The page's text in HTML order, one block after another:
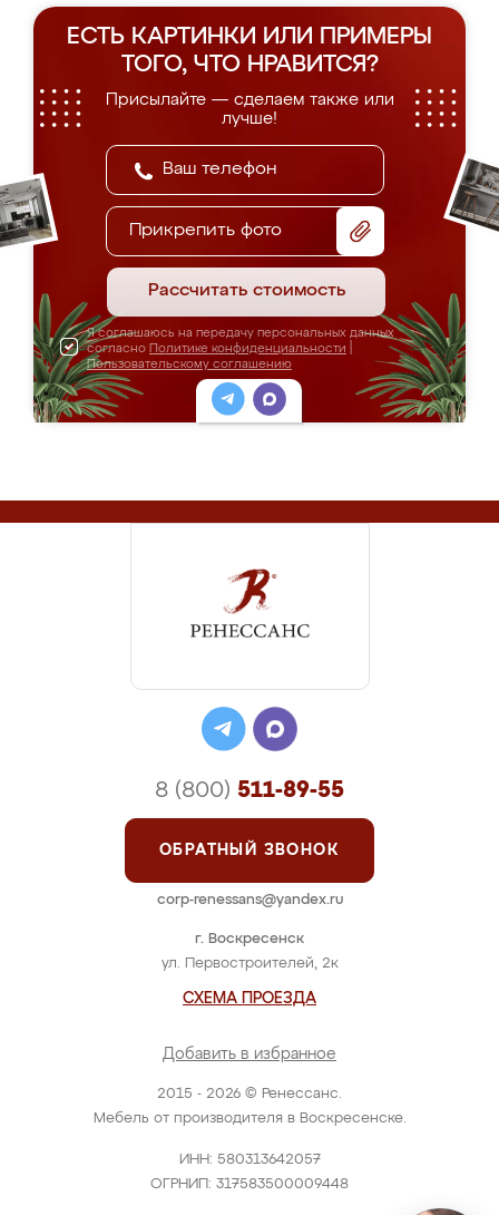
ЕСТЬ КАРТИНКИ ИЛИ ПРИМЕРЫ
ТОГО, ЧТО НРАВИТСЯ?
Присылайте — сделаем также или
лучше!
Прикрепить фото
Рассчитать стоимость
Я соглашаюсь на передачу персональных данных
согласно Политике конфиденциальности
Пользовательскому соглашению
2015 - 2026 © Ренессанс.
Мебель от производителя в Воскресенске.
ИНН: 580313642057
ОГРНИП: 317583500009448
г. Воскресенск
ул. Первостроителей, 2к
СХЕМА ПРОЕЗДА
Добавить в избранное
8 (800) 511-89-55
ОБРАТНЫЙ ЗВОНОК
corp-renessans@yandex.ru